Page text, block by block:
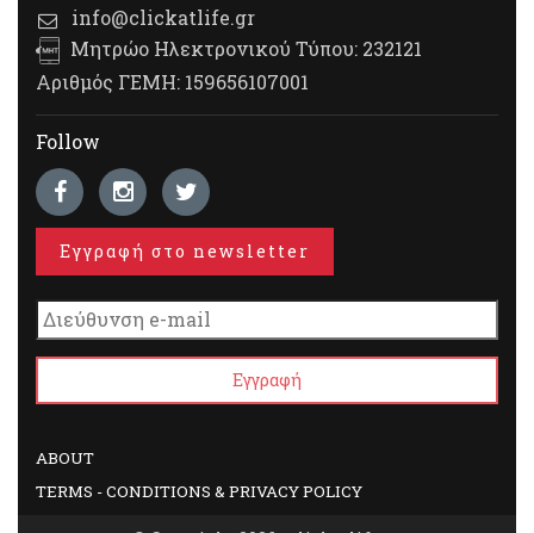
info@clickatlife.gr
Μητρώο Ηλεκτρονικού Τύπου: 232121
Αριθμός ΓΕΜΗ: 159656107001
Follow
Εγγραφή στο newsletter
ABOUT
TERMS - CONDITIONS & PRIVACY POLICY